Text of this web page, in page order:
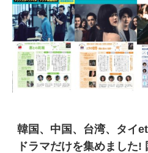
韓国、中国、台湾、タイ
ドラマだけを集めました!